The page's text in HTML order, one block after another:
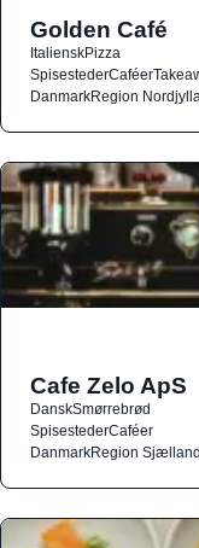
Golden Café
ItalienskPizza
SpisestederCaféer
DanmarkRegion
Cafe Zelo ApS
DanskSmørrebrød
SpisestederCaféer
DanmarkRegion Sjælland